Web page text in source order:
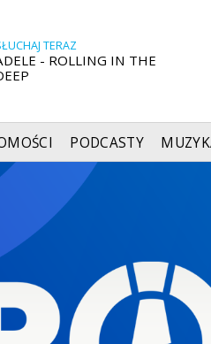
TERAZ
- ROLLING IN THE
PODCASTY